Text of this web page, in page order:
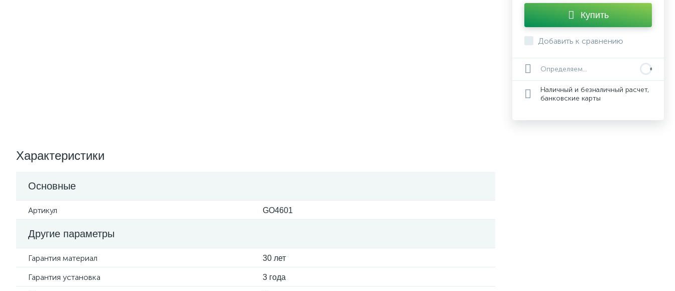
Характеристики
Основные
Артикул GO4601
Другие параметры
Гарантия материал 30 лет
Гарантия установка 3 года
Купить
Добавить к сравнению
Определяем...
Наличный и безналичный расчет,
банковские карты